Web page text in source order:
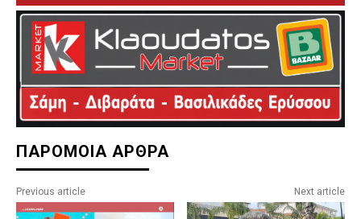
ΠΑΡΟΜΟΙΑ ΑΡΘΡΑ
Previous article Next article